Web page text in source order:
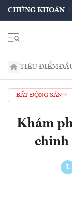
CHỨNG KHOÁN
TIÊU ĐIỂM
BẤT ĐỘNG SẢN
Khám
chinh
L